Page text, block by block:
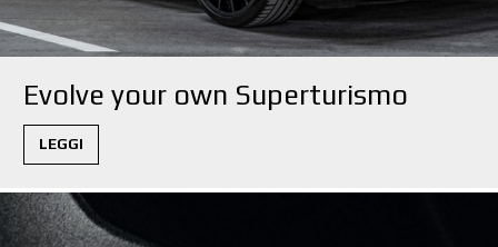
ΝΕΑ & ΓΕΓΟΝΟΤΑ
ΑΓΩΝΕΣ ΑΥΤΟΚΙΝΗΤΟΥ
ΔΙΑΜΟΡΦΩΤΉΣ 3D
Evolve your own Superturismo
LEGGI